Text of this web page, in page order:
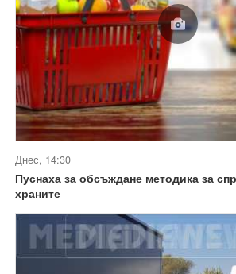
Днес, 14:30
Пуснаха за обсъждане методика за
храните